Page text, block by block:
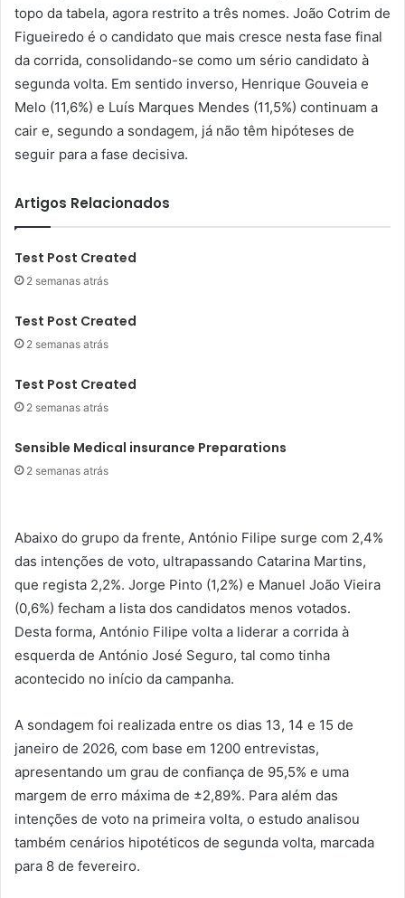
topo da tabela, agora restrito a três nomes. João Cotrim de
Figueiredo é o candidato que mais cresce nesta fase final
da corrida, consolidando-se como um sério candidato à
segunda volta. Em sentido inverso, Henrique Gouveia e
Melo (11,6%) e Luís Marques Mendes (11,5%) continuam a
cair e, segundo a sondagem, já não têm hipóteses de
seguir para a fase decisiva.
Artigos Relacionados
Test Post Created
2 semanas atrás
Test Post Created
2 semanas atrás
Test Post Created
2 semanas atrás
Sensible Medical insurance Preparations
2 semanas atrás
Abaixo do grupo da frente, António Filipe surge com 2,4%
das intenções de voto, ultrapassando Catarina Martins,
que regista 2,2%. Jorge Pinto (1,2%) e Manuel João Vieira
(0,6%) fecham a lista dos candidatos menos votados.
Desta forma, António Filipe volta a liderar a corrida à
esquerda de António José Seguro, tal como tinha
acontecido no início da campanha.
A sondagem foi realizada entre os dias 13, 14 e 15 de
janeiro de 2026, com base em 1200 entrevistas,
apresentando um grau de confiança de 95,5% e uma
margem de erro máxima de ±2,89%. Para além das
intenções de voto na primeira volta, o estudo analisou
também cenários hipotéticos de segunda volta, marcada
para 8 de fevereiro.